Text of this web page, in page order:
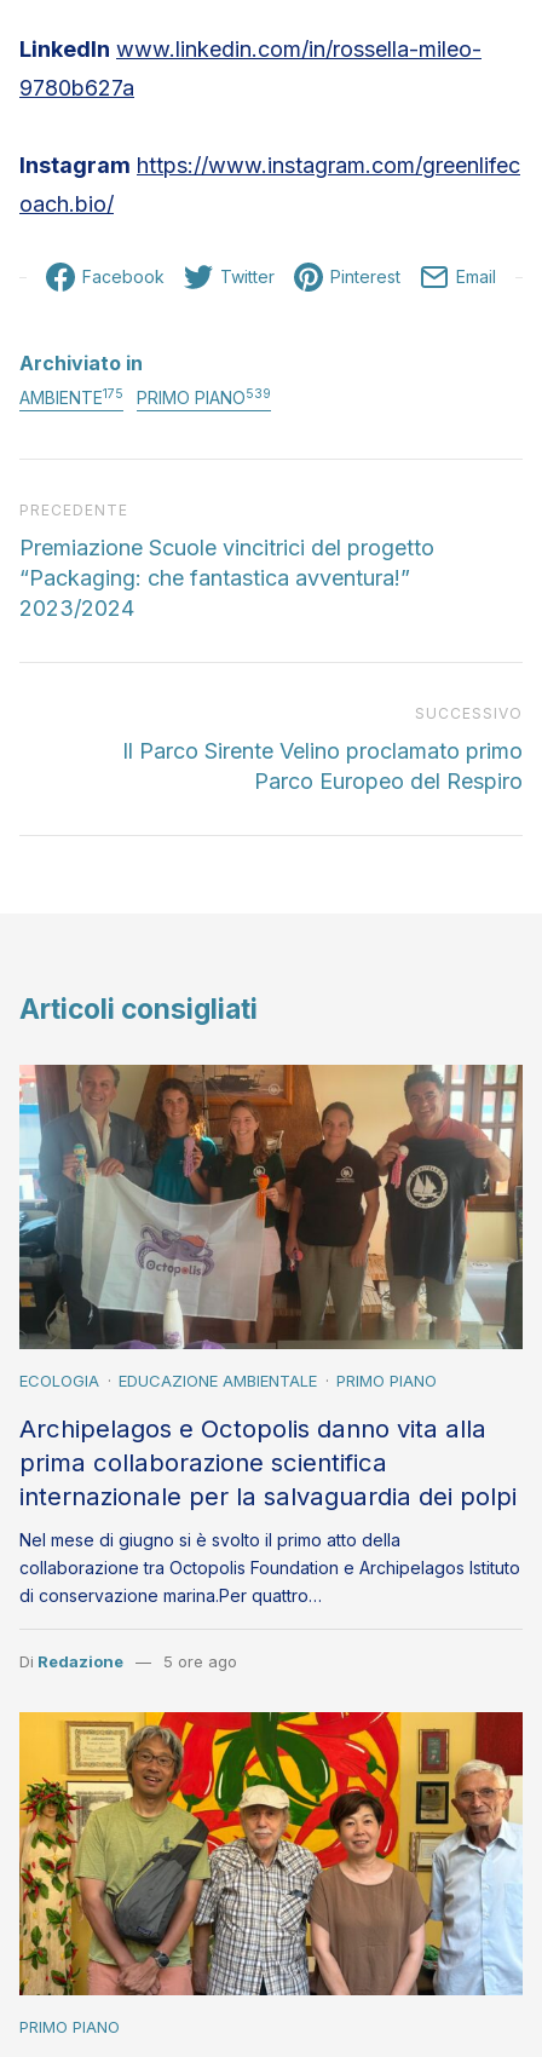
LinkedIn www.linkedin.com/in/rossella-mileo-
9780b627a
Instagram https://www.instagram.com/greenlifec
oach.bio/
Facebook Twitter Pinterest Email
Archiviato in
AMBIENTE175 PRIMO PIANO539
Articolo precedente
PRECEDENTE
Premiazione Scuole vincitrici del progetto
“Packaging: che fantastica avventura!”
2023/2024
SUCCESSIVO
Il Parco Sirente Velino proclamato primo
Parco Europeo del Respiro
Articoli consigliati
ECOLOGIA EDUCAZIONE AMBIENTALE PRIMO PIANO
Archipelagos e Octopolis danno vita alla
prima collaborazione scientifica
internazionale per la salvaguardia dei polpi
Nel mese di giugno si è svolto il primo atto della
collaborazione tra Octopolis Foundation e Archipelagos Istituto
di conservazione marina.Per quattro…
Di Redazione 5 ore ago
PRIMO PIANO